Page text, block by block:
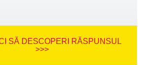
SĂ DESCOPERI RĂSPUNSUL
>>>